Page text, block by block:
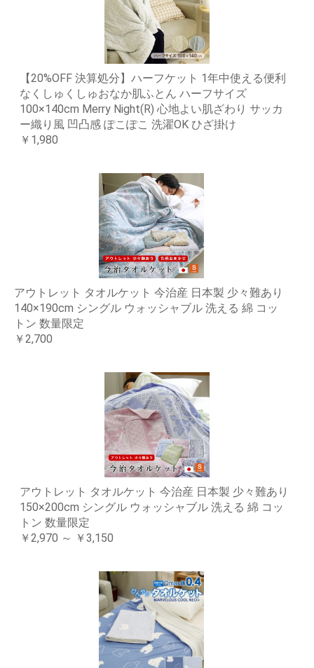
【20%OFF 決算処分】ハーフケット 1年中使える便利
なくしゅくしゅおなか肌ふとん ハーフサイズ
100×140cm Merry Night(R) 心地よい肌ざわり サッカ
ー織り風 凹凸感 ぽこぽこ 洗濯OK ひざ掛け
￥1,980
アウトレット タオルケット 今治産 日本製 少々難あり
140×190cm シングル ウォッシャブル 洗える 綿 コッ
トン 数量限定
￥2,700
アウトレット タオルケット 今治産 日本製 少々難あり
150×200cm シングル ウォッシャブル 洗える 綿 コッ
トン 数量限定
￥2,970 ～ ￥3,150